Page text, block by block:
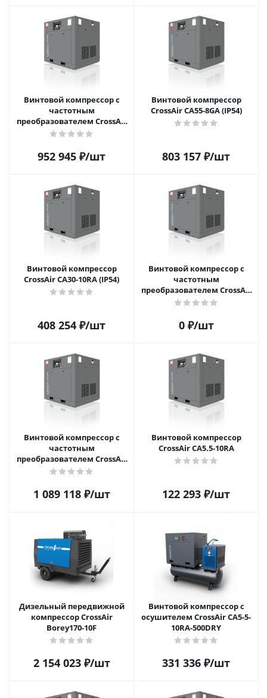
Винтовой компрессор с
частотным
преобразователем CrossAir
CA55-8GA-F (IP54)
952 945 ₽/шт
Винтовой компрессор
CrossAir CA55-8GA (IP54)
803 157 ₽/шт
Винтовой компрессор
CrossAir CA30-10RA (IP54)
408 254 ₽/шт
Винтовой компрессор с
частотным
преобразователем CrossAir
CA185-10GA
0₽/шт
Винтовой компрессор с
частотным
преобразователем CrossAir
CA75-8GA-F (IP54)
1 089 118₽/шт
Винтовой компрессор
CrossAir CA5.5-10RA
122 293 ₽/шт
Дизельный передвижной
компрессор CrossAir
Borey170-10F
2 154 023₽/шт
Винтовой компрессор с
осушителем CrossAir CA5-5-
10RA-500DRY
331 336 ₽/шт